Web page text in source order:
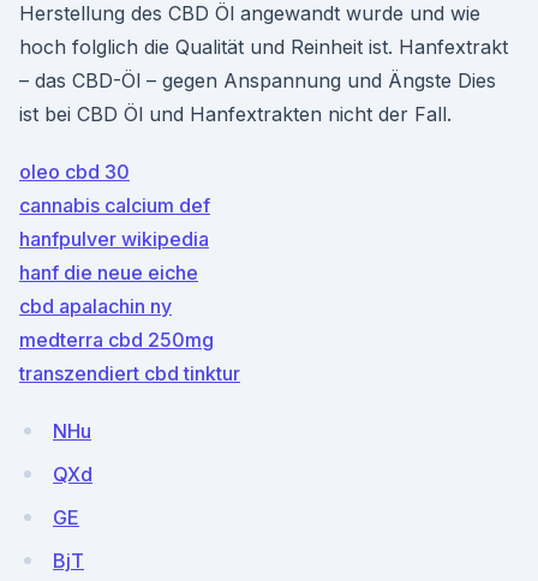
Herstellung des CBD Öl angewandt wurde und wie
hoch folglich die Qualität und Reinheit ist. Hanfextrakt
– das CBD-Öl – gegen Anspannung und Ängste Dies
ist bei CBD Öl und Hanfextrakten nicht der Fall.
oleo cbd 30
cannabis calcium def
hanfpulver wikipedia
hanf die neue eiche
cbd apalachin ny
medterra cbd 250mg
transzendiert cbd tinktur
NHu
QXd
GE
BjT